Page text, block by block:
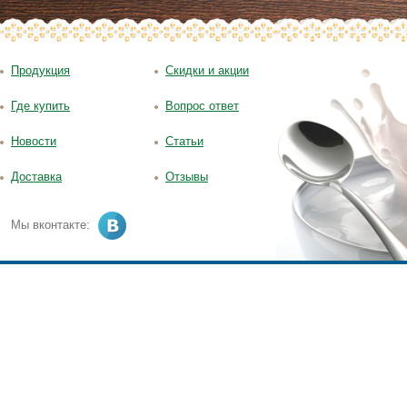
Продукция
Где купить
Новости
Доставка
Скидки и акции
Вопрос ответ
Статьи
Отзывы
Мы вконтакте: